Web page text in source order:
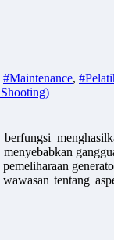
#Maintenance,
tentang